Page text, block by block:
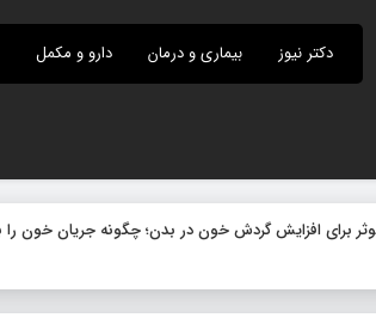
دکتر نیوز بیماری و درمان دارو و مکمل